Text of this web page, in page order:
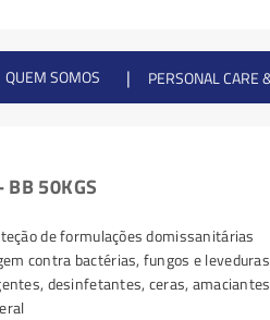
QUEM SOMOS | PERSONAL CARE
50KGS
de formulações domissanitárias
contra bactérias, fungos e
desinfetantes, ceras,